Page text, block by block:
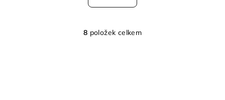
O
8 položek celkem